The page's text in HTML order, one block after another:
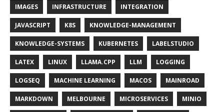
IMAGES INFRASTRUCTURE INTEGRATION
JAVASCRIPT K8S KNOWLEDGE-MANAGEMENT
KNOWLEDGE-SYSTEMS KUBERNETES LABELSTUDIO
LATEX LINUX LLAMA.CPP LLM LOGGING
LOGSEQ MACHINE LEARNING MACOS MAINROAD
MARKDOWN MELBOURNE MICROSERVICES MINIO